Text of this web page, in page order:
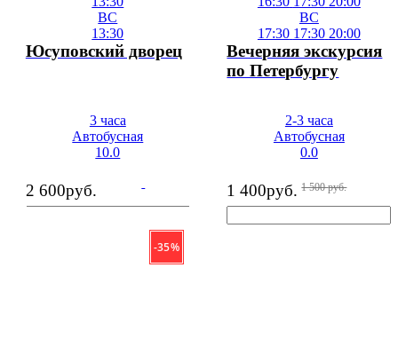
ВС
13:30
Юсуповский дворец
3 часа
Автобусная
10.0
2 600руб.
ВС
17:30 17:30 20:00
Вечерняя экскурсия
по Петербургу
2-3 часа
Автобусная
0.0
1 400руб. 1 500руб.
- 35 %